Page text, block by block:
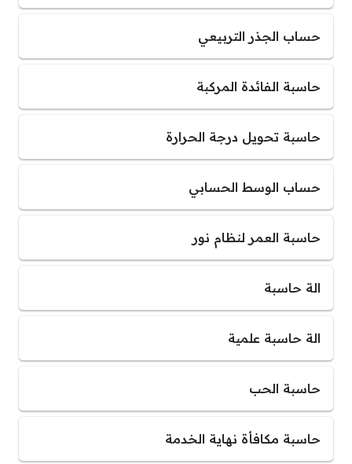
حساب الجذر التربيعي
حاسبة الفائدة المركبة
حاسبة تحويل درجة الحرارة
حساب الوسط الحسابي
حاسبة العمر لنظام نور
الة حاسبة
الة حاسبة علمية
حاسبة الحب
حاسبة مكافأة نهاية الخدمة